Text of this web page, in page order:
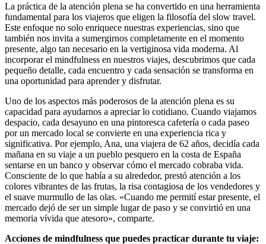
La práctica de la atención plena se ha convertido en una herramienta
fundamental para los viajeros que eligen la filosofía del slow travel.
Este enfoque no solo enriquece nuestras experiencias, sino que
también nos invita a sumergirnos completamente en el momento
presente, algo tan necesario en la vertiginosa vida moderna. Al
incorporar el mindfulness en nuestros viajes, descubrimos que cada
pequeño detalle, cada encuentro y cada sensación se transforma en
una oportunidad para aprender y disfrutar.
Uno de los aspectos más poderosos de la atención plena es su
capacidad para ayudarnos a apreciar lo cotidiano. Cuando viajamos
despacio, cada desayuno en una pintoresca cafetería o cada paseo
por un mercado local se convierte en una experiencia rica y
significativa. Por ejemplo, Ana, una viajera de 62 años, decidía cada
mañana en su viaje a un pueblo pesquero en la costa de España
sentarse en un banco y observar cómo el mercado cobraba vida.
Consciente de lo que había a su alrededor, prestó atención a los
colores vibrantes de las frutas, la risa contagiosa de los vendedores y
el suave murmullo de las olas. «Cuando me permití estar presente, el
mercado dejó de ser un simple lugar de paso y se convirtió en una
memoria vívida que atesoro», comparte.
Acciones de mindfulness que puedes practicar durante tu viaje: